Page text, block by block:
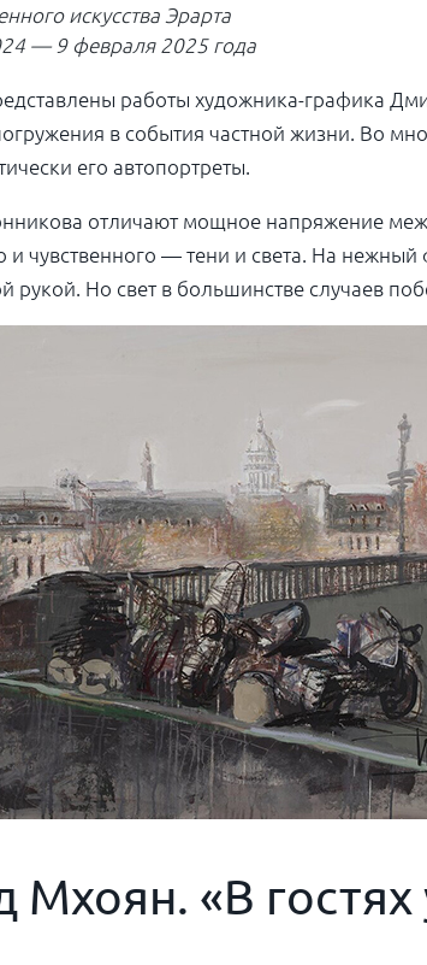
искусства Эрарта
— 9 февраля 2025 года
работы художника-графика
в события частной жизни. Во
его автопортреты.
отличают мощное напряжение
и чувственного — тени и света. На
рукой. Но свет в большинстве случаев
Мхоян. «В